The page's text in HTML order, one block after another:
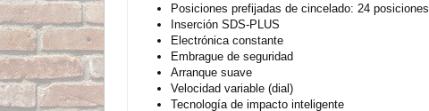
Posiciones prefijadas de cincelado: 24 posiciones
Inserción SDS-PLUS
Electrónica constante
Embrague de seguridad
Arranque suave
Velocidad variable (dial)
Tecnología de impacto inteligente